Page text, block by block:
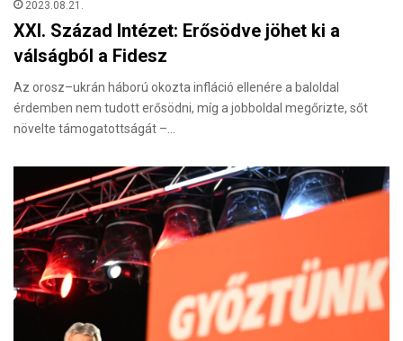
2023.08.21.
XXI. Század Intézet: Erősödve jöhet ki a
válságból a Fidesz
Az orosz–ukrán háború okozta infláció ellenére a baloldal
érdemben nem tudott erősödni, míg a jobboldal megőrizte, sőt
növelte támogatottságát –…